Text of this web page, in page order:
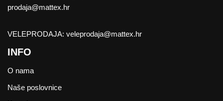
prodaja@mattex.hr
VELEPRODAJA: veleprodaja@mattex.hr
INFO
O nama
Naše poslovnice